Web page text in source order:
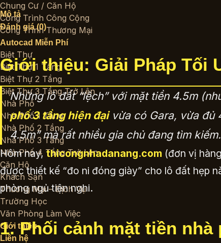
Chung Cư / Căn Hộ
Công Trình Công Cộng
Công Trình Thương Mại
Autocad Miễn Phí
Biệt Thự
Biệt Thự 1 Tầng
Biệt Thự 2 Tầng
Biệt Thự 3 Tầng Trở Lên
Nhà Phố
Nhà Phố 1 Tầng
Nhà Phố 2 Tầng
Nhà Phố 3 Tầng
Nhà Phố 4 Tầng Trở Lên
Căn Hộ
Khách Sạn
Thương Mại – Dịch Vụ
Trường Học
Văn Phòng Làm Việc
Giới thiệu
Liên hệ
Mô tả
Đánh giá (0)
Giới thiệu: Giải Pháp Tối
Những lô đất “lệch” với mặt tiền 4.5m
phố 3 tầng hiện đạivừa có Gara, vừa đủ
4.5m” mà rất nhiều gia chủ đang tìm kiếm.
Hôm nay,thicongnhadanang.com (đơn vị
được thiết kế “đo ni đóng giày” cho lô đất hẹp
phòng ngủ tiện nghi.
1. Phối cảnh mặt tiền